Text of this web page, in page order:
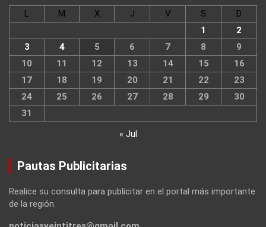
L M X J V S
D
1
2
3
4 5 6 7 8
9
10
11 12 13 14 15
16
17
18 19 20 21 22
23
24
25 26 27 28 29
30
31
« Jul
Pautas Publicitarias
Realice su consulta para publicitar en el portal más importante
de la región.